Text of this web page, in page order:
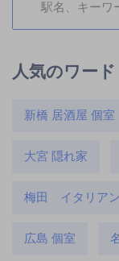
人気のワード
新橋 居酒屋 個室
大宮 隠れ家
梅田 イタリア
広島 個室